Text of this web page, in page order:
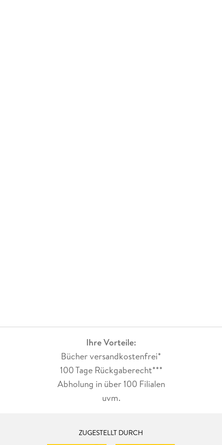
Ihre Vorteile:
Bücher versandkostenfrei*
100 Tage Rückgaberecht***
Abholung in über 100 Filialen
uvm.
ZUGESTELLT DURCH